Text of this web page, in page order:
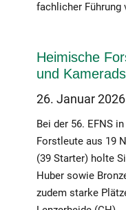
fachlicher Führung
Heimische
und
26. Januar 2026
Bei der 56. EFNS
Forstleute aus 19
(39 Starter) holte
Huber sowie
zudem starke